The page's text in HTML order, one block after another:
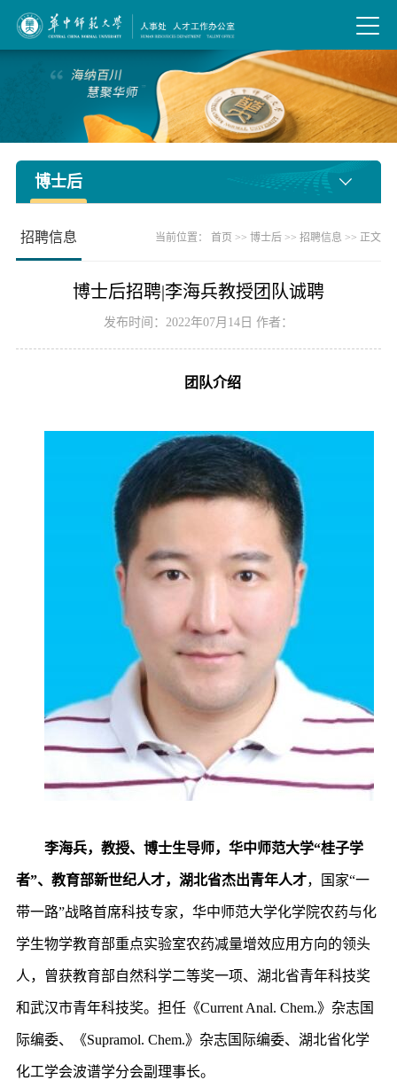
博士后
招聘信息 当前位置：首页 >>博士后 >>招聘信息 >> 正文
博士后招聘|李海兵教授团队诚聘
发布时间：2022年07月14日 作者：
团队介绍
李海兵，教授、 博士生导师，华中师范大学“桂子学
者”、教育部新世纪人才，湖北省杰出青年人才，国家“一
带一路”战略首席科技专家，华中师范大学化学院农药与化
学生物学教育部重点实验室农药减量增效应用方向的领头
人，曾获教育部自然科学二等奖一项、湖北省青年科技奖
和武汉市青年科技奖。担任《Current Anal. Chem.》杂志国
际编委、《Supramol. Chem.》杂志国际编委、湖北省化学
化工学会波谱学分会副理事长。